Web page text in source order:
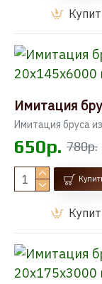
Имитация бруса
650р. 780р.